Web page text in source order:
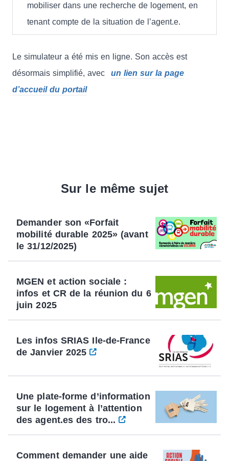
mobiliser dans une recherche de logement, en
tenant compte de la situation de l’agent.e.
Le simulateur a été mis en ligne. Son accès est
désormais simplifié, avec
un lien sur la page
d’accueil du portail
Sur le même sujet
Demander son «Forfait
mobilité durable 2025» (avant
le 31/12/2025)
MGEN et action sociale :
infos et CR de la réunion du 6
juin 2025
Les infos SRIAS Ile-de-France
de Janvier 2025
Une plate-forme d’information
sur le logement à l’attention
des agent.es des tro...
Comment demander une aide